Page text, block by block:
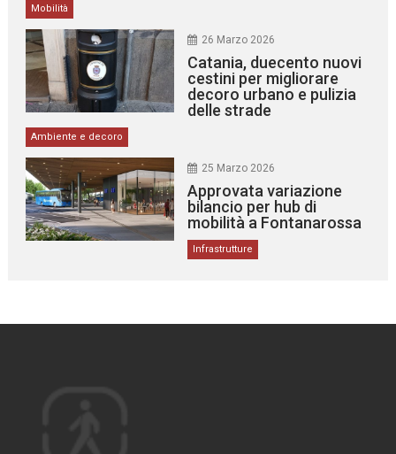
Mobilità
26 Marzo 2026
Catania, duecento nuovi
cestini per migliorare
decoro urbano e pulizia
delle strade
Ambiente e decoro
25 Marzo 2026
Approvata variazione
bilancio per hub di
mobilità a Fontanarossa
Infrastrutture